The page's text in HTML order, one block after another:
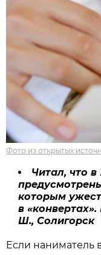
Фото из открытых
Читал, что
которым
в
Ш., Солигорск
Если наниматель